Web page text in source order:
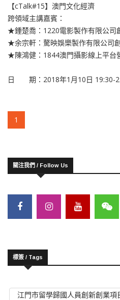
【cTalk#15】澳門文化經濟
跨領域主講嘉賓：
★鍾楚喬：1220電影製作有限公司
★余宗軒：驁映娛樂製作有限公司
★陳鴻健：1844澳門攝影線上平台
日 期：2018年1月10日 19:30-
1
關注我們 / Follow Us
標簽 / Tags
江門市留學歸國人員創新創業